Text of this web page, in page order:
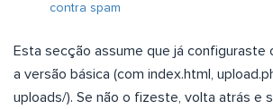
contra spam
Esta secção assume que já configuraste
a versão básica (com index.html,
uploads/). Se não o fizeste, volta atrás e